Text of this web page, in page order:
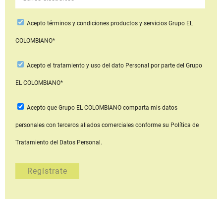
Aceptotérminos y condiciones productos y serviciosGrupo EL
COLOMBIANO*
Acepto el tratamiento y uso del dato Personal por parte del Grupo
EL COLOMBIANO*
Acepto que Grupo EL COLOMBIANOcomparta mis datos
personales con terceros aliados comerciales conforme su Política de
Tratamiento del Datos Personal.